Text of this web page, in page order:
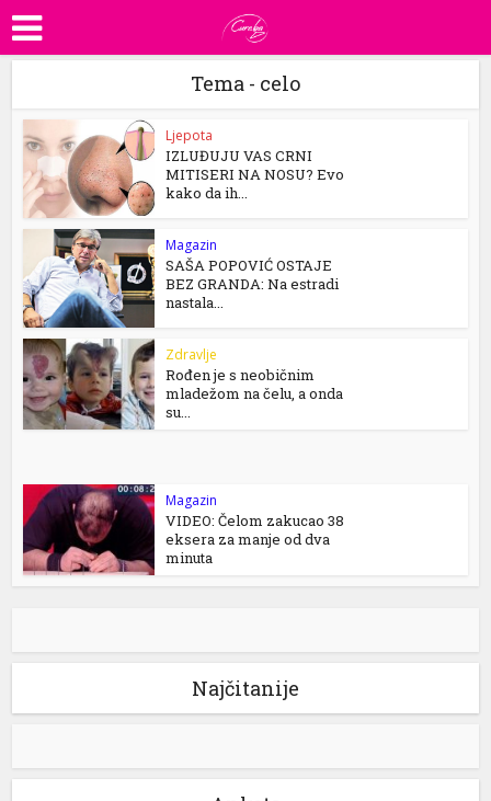
Tema - celo
Ljepota
IZLUĐUJU VAS CRNI
MITISERI NA NOSU? Evo
kako da ih...
Magazin
SAŠA POPOVIĆ OSTAJE
BEZ GRANDA: Na estradi
nastala...
Zdravlje
Rođen je s neobičnim
mladežom na čelu, a onda
su...
Magazin
VIDEO: Čelom zakucao 38
eksera za manje od dva
minuta
Najčitanije